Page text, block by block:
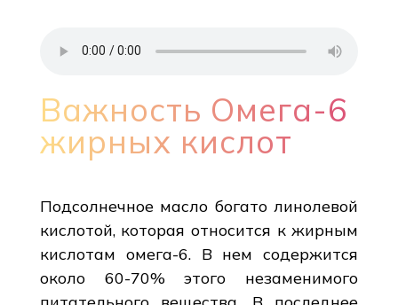
Важность Омега-6
жирных кислот
Подсолнечное масло богато линолевой
кислотой, которая относится к жирным
кислотам омега-6. В нем содержится
около 60-70% этого незаменимого